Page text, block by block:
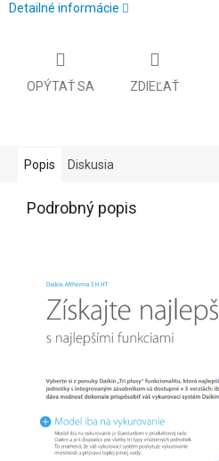
Detailné informácie
OPÝTAŤ SA ZDIEĽAŤ
Popis Diskusia
Podrobný popis